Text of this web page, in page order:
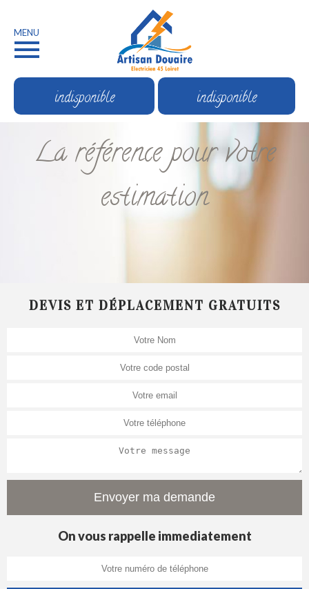
MENU
indisponible indisponible
La référence pour votre
estimation
DEVIS ET DÉPLACEMENT GRATUITS
On vous rappelle immediatement